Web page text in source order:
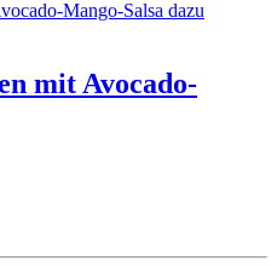
mit Avocado-